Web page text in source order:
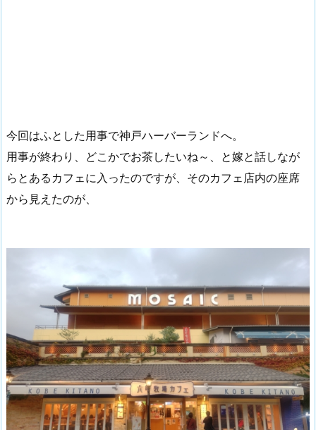
今回はふとした用事で神戸ハーバーランドへ。
用事が終わり、どこかでお茶したいね～、と嫁と話しなが
らとあるカフェに入ったのですが、そのカフェ店内の座席
から見えたのが、